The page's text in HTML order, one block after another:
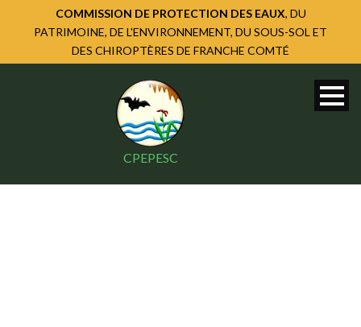
COMMISSION DE PROTECTION DES EAUX, DU
PATRIMOINE, DE L'ENVIRONNEMENT, DU SOUS-SOL ET
DES CHIROPTÈRES DE FRANCHE COMTÉ
CPEPESC